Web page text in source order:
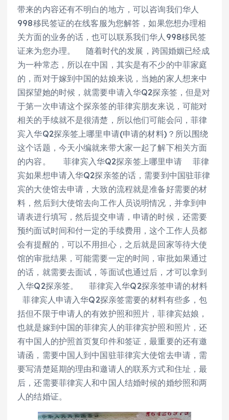
带来的内容还有不明白的地方，可以咨询我们华人
998移民签证的在线客服为您解答，如果您想办理相
关方面的业务的话，也可以联系我们华人998移民签
证来为您办理。 随着时代的发展，跨国婚姻已经成
为一种常态，所以在中国，其实是有不少的中菲家庭
的，而对于嫁到中国的姑娘来说，当她的家人想来中
国探望她的时候，就需要申请入华Q2探亲签，但是对
于第一次申请这个探亲签的菲律宾朋友来说，可能对
相关的手续就不是很清楚，所以他们可能会问，菲律
宾入华Q2探亲签上哪里申请(申请的材料)？所以围绕
这个话题，今天小编就来带大家一起了解下相关方面
的内容。 菲律宾入华Q2探亲签上哪里申请 菲律
宾如果想申请入华Q2探亲签的话，需要到中国驻菲律
宾的大使馆去申请，大致的流程就是准备好需要的材
料，然后到大使馆去向工作人员说明情况，并拿到申
请表进行填写，然后提交申请，申请的时候，还需要
预约面试时间和付一定的手续费用，这个工作人员都
会有提醒的，可以不用担心，之后就是回家等待大使
馆的审批结果，可能需要一定的时间，审批如果通过
的话，就需要去面试，等面试也通过后，才可以拿到
入华Q2探亲签。 菲律宾入华Q2探亲签申请的材料
菲律宾人申请入华Q2探亲签需要的材料有些多，包
括但不限于申请人的有效护照和照片，菲律宾姑娘，
也就是嫁到中国的菲律宾人的菲律宾护照和照片，还
有中国人的护照首页复印件和签证，最重要的还有邀
请函，需要中国人到中国驻菲律宾大使馆去申请，需
要写清楚延期的理由和邀请人的联系方式和住址，最
后，还需要菲律宾人和中国人结婚时候的婚纱照和两
人的结婚证。